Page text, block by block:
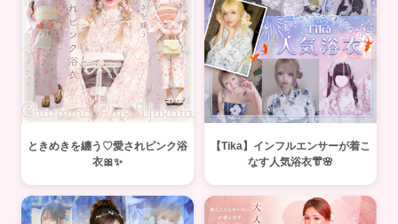
ときめきを纏う♡愛されピンク浴
衣🎀✨
【Tika】インフルエンサーが着こ
なす人気浴衣👘🌸